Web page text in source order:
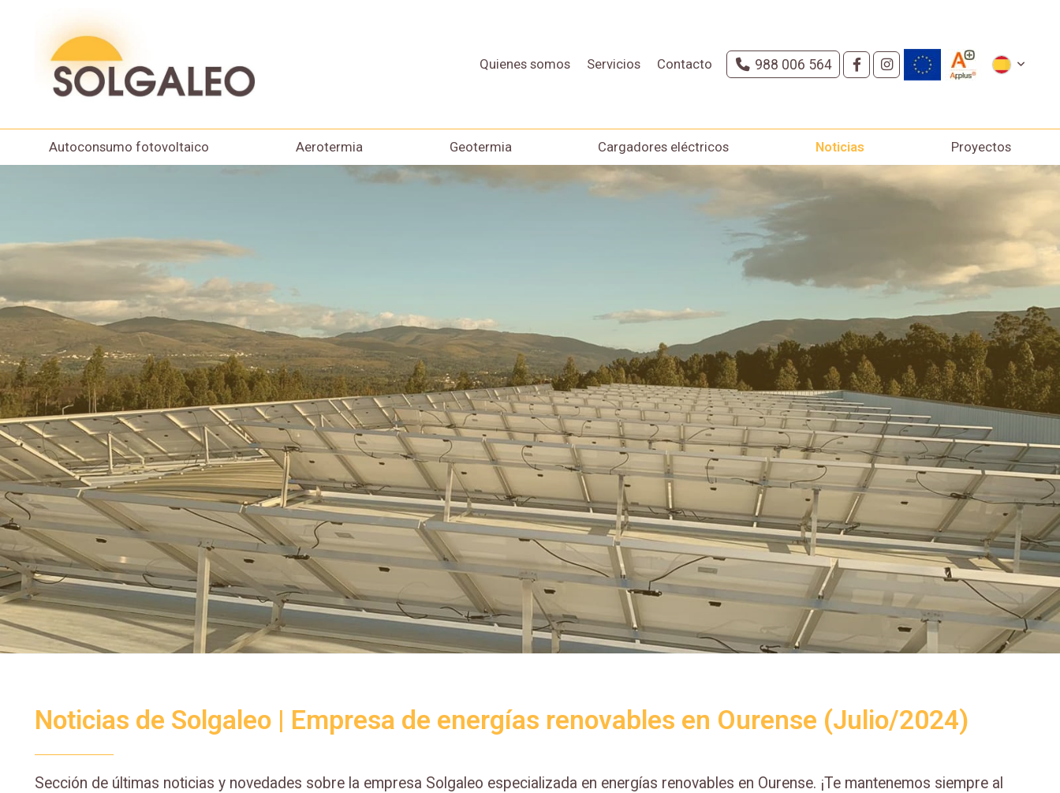
Quienes somos Servicios Contacto 988 006 564
Autoconsumo fotovoltaico Aerotermia Geotermia Cargadores eléctricos Noticias Proyectos
Noticias de Solgaleo | Empresa de energías renovables en Ourense (Julio/2024)
Sección de últimas noticias y novedades sobre la empresa Solgaleo especializada en energías renovables en Ourense. ¡Te mantenemos siempre al